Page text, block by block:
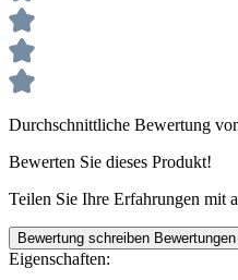
Durchschnittliche Bewertung
Bewerten Sie dieses Produkt!
Teilen Sie Ihre Erfahrungen mit
Bewertung schreiben
Eigenschaften: